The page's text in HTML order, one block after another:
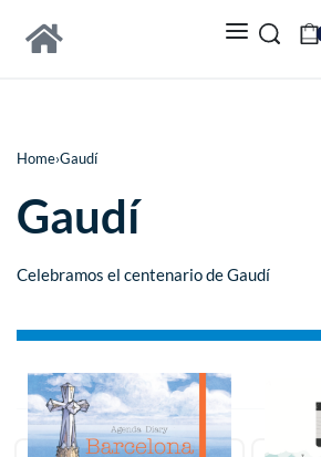
Home›Gaudí
Gaudí
Celebramos el centenario de Gaudí